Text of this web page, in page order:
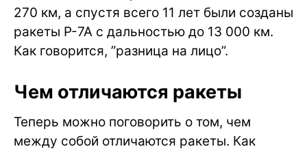
270 км, а спустя всего 11 лет были созданы
ракеты Р-7А с дальностью до 13 000 км.
Как говорится, ”разница на лицо”.
Чем отличаются ракеты
Теперь можно поговорить о том, чем
между собой отличаются ракеты. Как